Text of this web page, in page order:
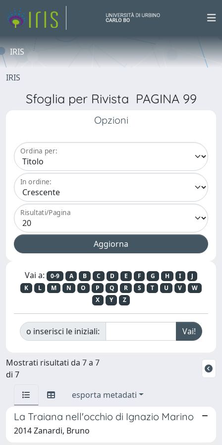
IRIS
IRIS
Sfoglia per Rivista PAGINA 99
Opzioni
Ordina per:
In ordine:
Risultati/Pagina
Vai a: 0-9 A B C D E F G H I
J
K
L M N O P Q R S T U V
W
X
Y Z
o inserisci le iniziali:
Mostrati risultati da 7 a 7
di 7
esporta metadati
La Traiana nell'occhio di Ignazio Marino
2014 Zanardi, Bruno